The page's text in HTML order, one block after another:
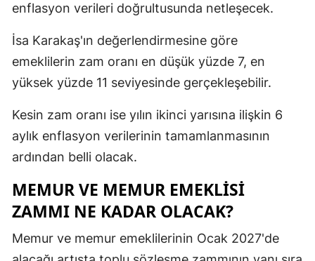
enflasyon verileri doğrultusunda netleşecek.
İsa Karakaş'ın değerlendirmesine göre
emeklilerin zam oranı en düşük yüzde 7, en
yüksek yüzde 11 seviyesinde gerçekleşebilir.
Kesin zam oranı ise yılın ikinci yarısına ilişkin 6
aylık enflasyon verilerinin tamamlanmasının
ardından belli olacak.
MEMUR VE MEMUR EMEKLİSİ
ZAMMI NE KADAR OLACAK?
Memur ve memur emeklilerinin Ocak 2027'de